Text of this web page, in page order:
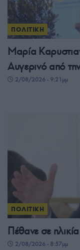
ΠΟΛΙΤΙΚΗ
Μαρία
Αυγερινό από
2/08/2026 - 9:21μμ
ΠΟΛΙΤΙΚΗ
Πέθανε σε
2/08/2026 - 8:57μμ